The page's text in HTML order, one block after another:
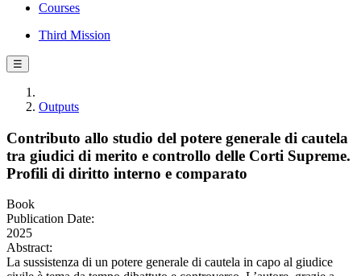
Courses
Third Mission
☰
Outputs
Contributo allo studio del potere generale di cautela
tra giudici di merito e controllo delle Corti Supreme.
Profili di diritto interno e comparato
Book
Publication Date:
2025
Abstract:
La sussistenza di un potere generale di cautela in capo al giudice